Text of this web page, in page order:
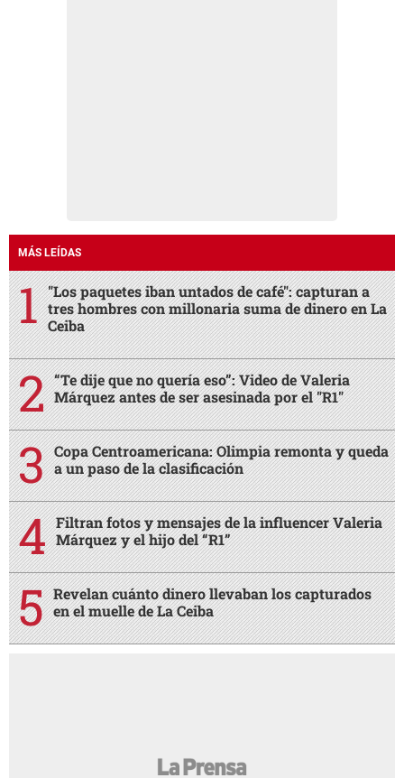
MÁS LEÍDAS
"Los paquetes iban untados de café": capturan a
tres hombres con millonaria suma de dinero en La
Ceiba
“Te dije que no quería eso”: Video de Valeria
Márquez antes de ser asesinada por el "R1"
Copa Centroamericana: Olimpia remonta y queda
a un paso de la clasificación
Filtran fotos y mensajes de la influencer Valeria
Márquez y el hijo del “R1”
Revelan cuánto dinero llevaban los capturados
en el muelle de La Ceiba